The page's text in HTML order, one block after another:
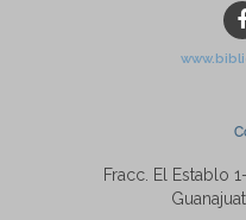
Fracc. El Establo